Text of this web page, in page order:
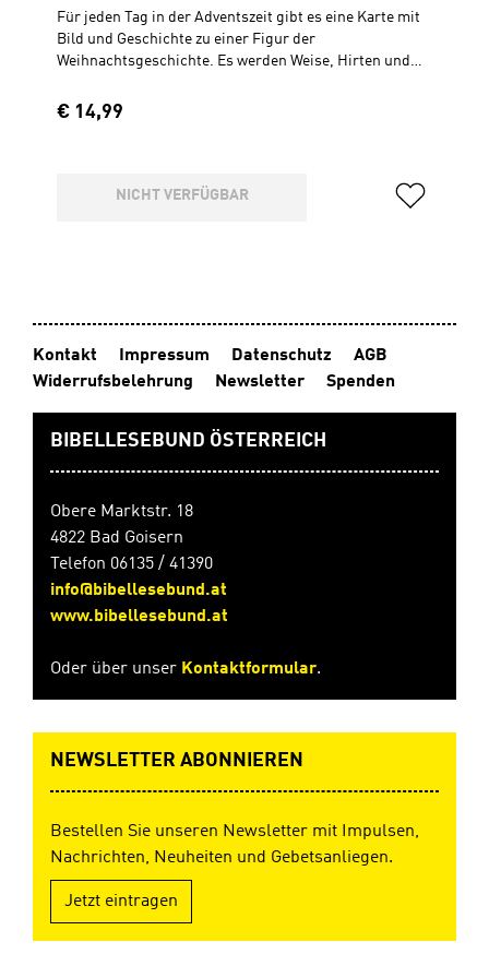
Für jeden Tag in der Adventszeit gibt es eine Karte mit
Bild und Geschichte zu einer Figur der
Weihnachtsgeschichte. Es werden Weise, Hirten und
das einmal selber ein guter Hirte und ein weiser König
sein wird. Die Karten können aufgestellt werden,
(10,5 x 10,5 cm) mit 24 Doppelkarten (9,5 x 9,5 cm)4-
Regulärer Preis:
€ 14,99
NICHT VERFÜGBAR
Kontakt Impressum Datenschutz
AGB
Widerrufsbelehrung
Newsletter Spenden
BIBELLESEBUND ÖSTERREICH
Obere Marktstr. 18
4822 Bad Goisern
Telefon 06135 / 41390
info@bibellesebund.at
www.bibellesebund.at
Oder über unser Kontaktformular.
NEWSLETTER ABONNIEREN
Bestellen Sie unseren Newsletter mit Impulsen,
Nachrichten, Neuheiten und Gebetsanliegen.
Jetzt eintragen